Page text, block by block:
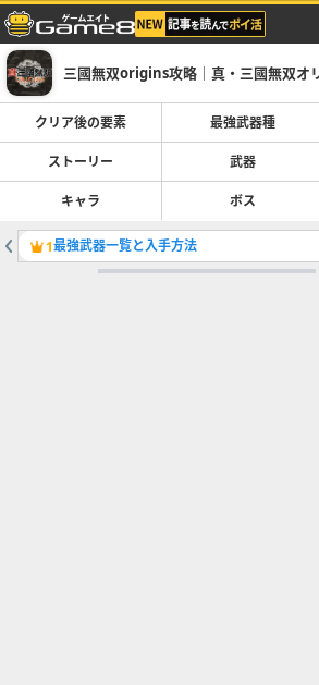
三國無双origins攻略｜真・三國無双オ
クリア後の要素 最強武器種
ストーリー 武器
キャラ ボス
1最強武器一覧と入手方法